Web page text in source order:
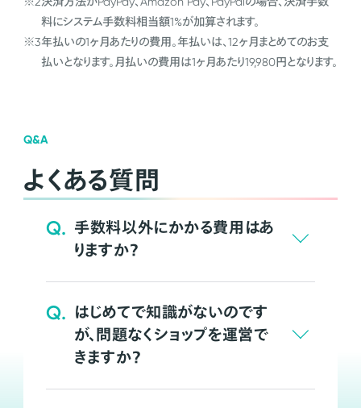
料にシステム手数料相当額1%が加算されます。
※3年払いの1ヶ月あたりの費用。年払いは、12ヶ月まとめてのお支
払いとなります。月払いの費用は1ヶ月あたり19,980円となります。
Q&A
よくある質問
Q. 手数料以外にかかる費用はあ
りますか？
Q. はじめてで知識がないのです
が、問題なくショップを運営で
きますか？